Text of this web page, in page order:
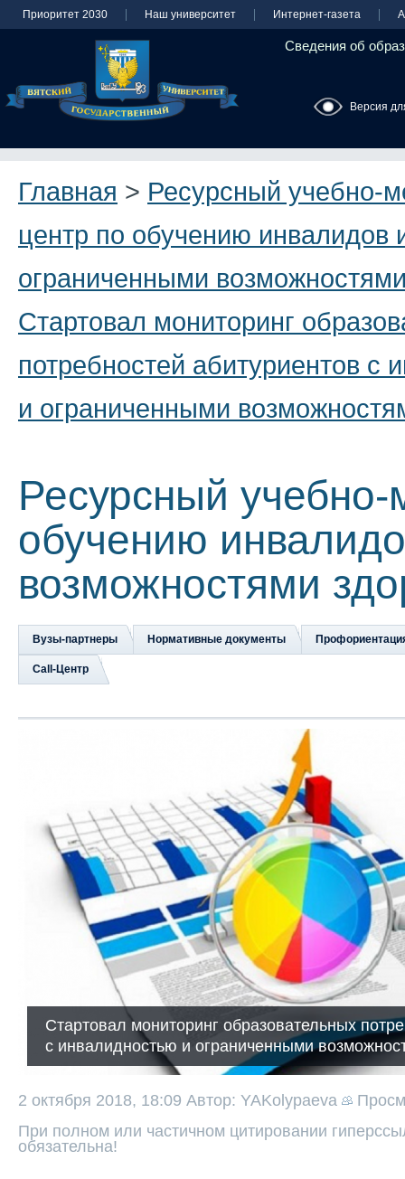
Приоритет 2030 Наш университет Интернет-газета
Сведения об
Версия
Главная > Ресурсный учебно-
центр по обучению инвалидов
ограниченными
Стартовал мониторинг
потребностей абитуриентов с
и ограниченными
Ресурсный учебно-
обучению
возможностями
Вузы-партнеры Нормативные документы
Сall-Центр
Стартовал мониторинг образовательных
с инвалидностью и ограниченными
2 октября 2018, 18:09 Автор: YAKolypaeva
При полном или частичном цитировании
обязательна!